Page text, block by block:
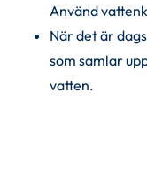
Använd
När det är
som samlar
vatten.